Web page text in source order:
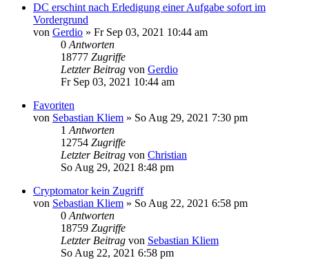
DC erschint nach Erledigung einer Aufgabe sofort im
Vordergrund
von Gerdio » Fr Sep 03, 2021 10:44 am
0 Antworten
18777 Zugriffe
Letzter Beitrag von Gerdio
Fr Sep 03, 2021 10:44 am
Favoriten
von Sebastian Kliem » So Aug 29, 2021 7:30 pm
1 Antworten
12754 Zugriffe
Letzter Beitrag von Christian
So Aug 29, 2021 8:48 pm
Cryptomator kein Zugriff
von Sebastian Kliem » So Aug 22, 2021 6:58 pm
0 Antworten
18759 Zugriffe
Letzter Beitrag von Sebastian Kliem
So Aug 22, 2021 6:58 pm